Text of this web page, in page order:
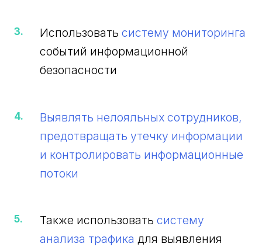
Использовать систему мониторинга
событий информационной
безопасности
Выявлять нелояльных сотрудников,
предотвращать утечку информации
и контролировать информационные
потоки
Также использовать систему
анализа трафика для выявления